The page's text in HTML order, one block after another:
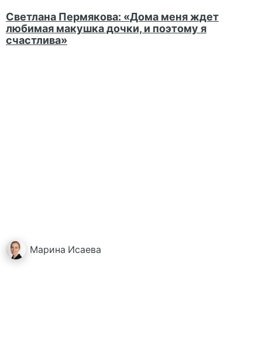
Светлана Пермякова: «Дома меня ждет
любимая макушка дочки, и поэтому я
счастлива»
Марина Исаева